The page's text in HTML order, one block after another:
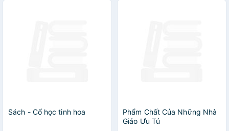
Sách - Cổ học tinh hoa
Phẩm Chất Của Những Nhà
Giáo Ưu Tú